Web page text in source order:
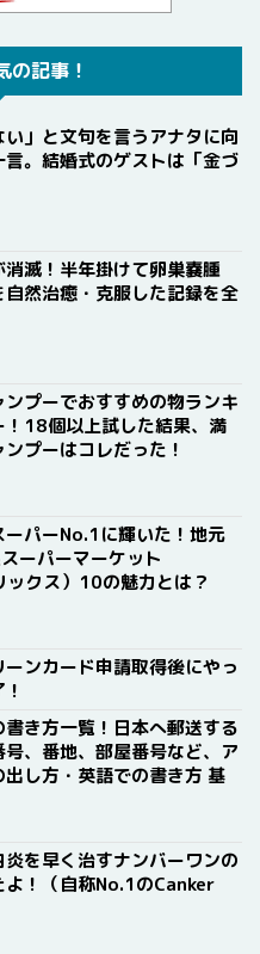
の記事！
い」と文句を言うアナタに向
。結婚式のゲストは「金づ
滅！半年掛けて卵巣嚢腫
自然治癒・克服した記録を全
ンプーでおすすめの物ランキ
！18個以上試した結果、満
プーはコレだった！
ーパーNo.1に輝いた！地元
ーパーマーケット
クス）10の魅力とは？
ンカード申請取得後にやっ
書き方一覧！日本へ郵送する
、番地、部屋番号など、ア
し方・英語での書き方 基
炎を早く治すナンバーワンの
よ！（自称No.1のCanker